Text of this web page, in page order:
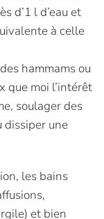
d’1 l d’eau et
à celle
hammams ou
que moi l’intérêt
soulager des
dissiper une
les bains
et bien